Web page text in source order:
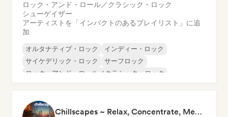
ロック・アンド・ロール／クラシック・ロック
シューゲイザー
アーティストを「インパクトのあるプレイリスト」に追
加
オルタナティブ・ロック
インディー・ロック
サイケデリック・ロック
サーフロック
ロック・アンド・ロール／クラシック・ロック
Chillscapes ~ Relax, Concentrate, Meditate, Sleep, Dream